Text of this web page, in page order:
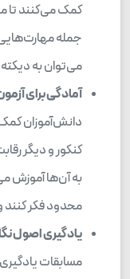
کمک می‌کنند تا
جمله
می‌توان به
آمادگی برای
دانش‌آموزان کمک
کنکور و دیگر
به آن‌ها آموزش
محدود فکر کنند
یادگیری اصول
مسابقات